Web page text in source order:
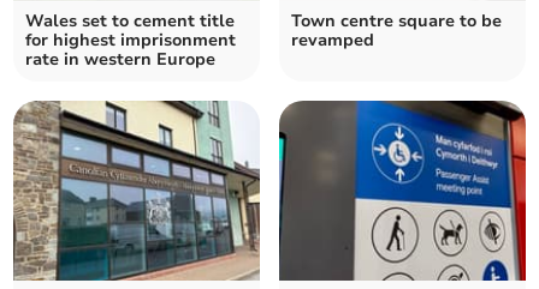
Wales set to cement title
for highest imprisonment
rate in western Europe
Town centre square to be
revamped